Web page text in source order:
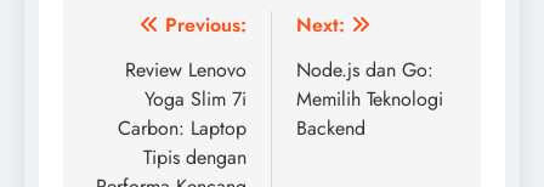
Navigasi
pos
Previous:
Review Lenovo
Yoga Slim 7i
Carbon: Laptop
Tipis dengan
Next:
Node.js dan Go:
Memilih Teknologi
Backend